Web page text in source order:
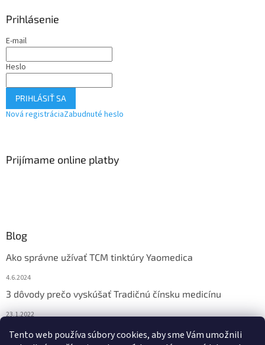
Tento web používa súbory cookies, aby sme Vám umožnili
Prihlásenie
E-mail
Heslo
PRIHLÁSIŤ SA
Nová registráciaZabudnuté heslo
Prijímame online platby
Blog
Ako správne užívať TCM tinktúry Yaomedica
4.6.2024
3 dôvody prečo vyskúšať Tradičnú čínsku medicínu
23.1.2022
Nadmerne vám vypadávajú vlasy? Pomôže vám čínska
medicína